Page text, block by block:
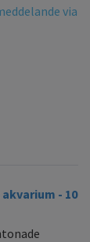
via
- 10